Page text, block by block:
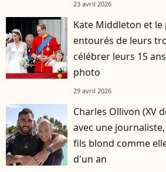
23 avril 2026
Kate Middleton et le
entourés de leurs
célébrer leurs 15
photo
29 avril 2026
Charles Ollivon (XV
avec une
fils blond comme
d'un an